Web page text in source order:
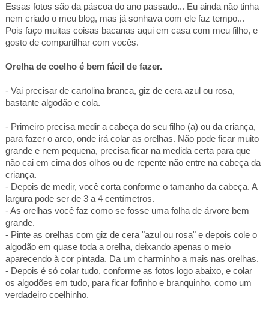
Essas fotos são da páscoa do ano passado... Eu ainda não tinha
nem criado o meu blog, mas já sonhava com ele faz tempo...
Pois faço muitas coisas bacanas aqui em casa com meu filho, e
gosto de compartilhar com vocês.
Orelha de coelho é bem fácil de fazer.
- Vai precisar de cartolina branca, giz de cera azul ou rosa,
bastante algodão e cola.
- Primeiro precisa medir a cabeça do seu filho (a) ou da criança,
para fazer o arco, onde irá colar as orelhas. Não pode ficar muito
grande e nem pequena, precisa ficar na medida certa para que
não cai em cima dos olhos ou de repente não entre na cabeça da
criança.
- Depois de medir, você corta conforme o tamanho da cabeça. A
largura pode ser de 3 a 4 centímetros.
- As orelhas você faz como se fosse uma folha de árvore bem
grande.
- Pinte as orelhas com giz de cera "azul ou rosa" e depois cole o
algodão em quase toda a orelha, deixando apenas o meio
aparecendo à cor pintada. Da um charminho a mais nas orelhas.
- Depois é só colar tudo, conforme as fotos logo abaixo, e colar
os algodões em tudo, para ficar fofinho e branquinho, como um
verdadeiro coelhinho.